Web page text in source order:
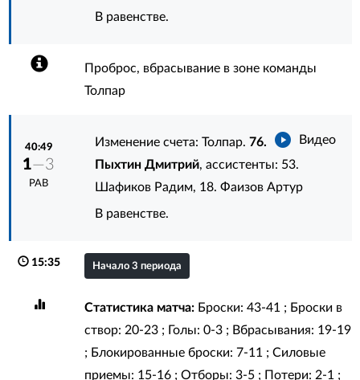
В равенстве.
Проброс, вбрасывание в зоне команды
Толпар
40:49
1—3
РАВ
Видео
Изменение счета: Толпар.76.
Пыхтин Дмитрий, ассистенты: 53.
Шафиков Радим, 18. Фаизов Артур
В равенстве.
15:35 Начало 3 периода
Статистика матча:Броски: 43-41 ; Броски в
створ: 20-23 ; Голы: 0-3 ; Вбрасывания: 19-19
; Блокированные броски: 7-11 ; Силовые
приемы: 15-16 ; Отборы: 3-5 ; Потери: 2-1 ;